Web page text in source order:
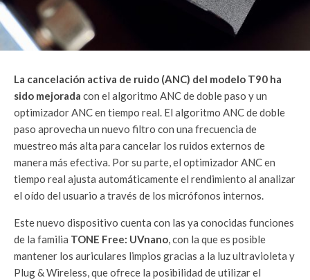
La cancelación activa de ruido (ANC) del modelo T90 ha
sido mejorada con el algoritmo ANC de doble paso y un
optimizador ANC en tiempo real. El algoritmo ANC de doble
paso aprovecha un nuevo filtro con una frecuencia de
muestreo más alta para cancelar los ruidos externos de
manera más efectiva. Por su parte, el optimizador ANC en
tiempo real ajusta automáticamente el rendimiento al analizar
el oído del usuario a través de los micrófonos internos.
Este nuevo dispositivo cuenta con las ya conocidas funciones
de la familia TONE Free: UVnano, con la que es posible
mantener los auriculares limpios gracias a la luz ultravioleta y
Plug & Wireless, que ofrece la posibilidad de utilizar el